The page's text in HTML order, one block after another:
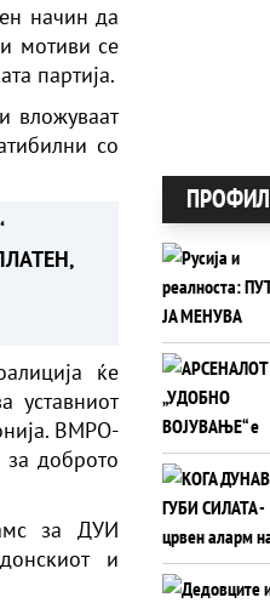
начин да
мотиви се
партија.
вложуваат
со
ќе
уставниот
ВМРО-
доброто
за ДУИ
и
ПРОФИЛ